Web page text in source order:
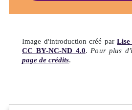
Image d'introduction créé parLise
CC BY-NC-ND 4.0. Pour plus
page de crédits.